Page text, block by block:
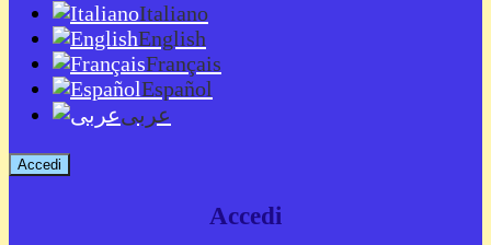
Italiano
English
Français
Español
عربى
Accedi
Accedi